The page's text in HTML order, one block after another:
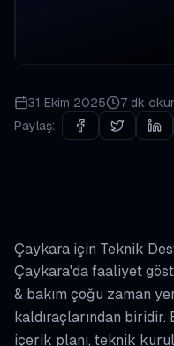
31 Ekim 2025 7 dk
Paylaş:
Çaykara için Teknik
Çaykara'da faaliyet
& bakım çoğu zaman
kaldıraçlarından
içerik planı, teknik